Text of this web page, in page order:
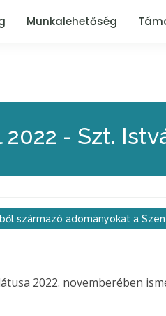
Munkalehetőség
- Szt.
származó adományokat a
2022. novemberében